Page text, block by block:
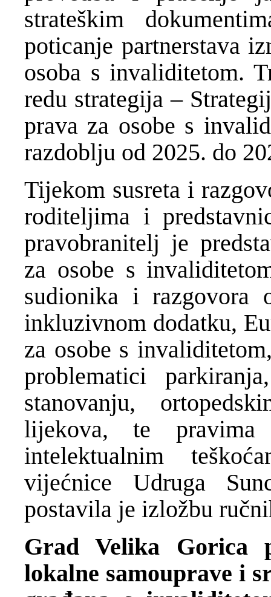
strateškim
poticanje partnerstava
osoba s invaliditetom.
redu strategija –
prava za osobe s
razdoblju od 2025. do
Tijekom susreta i
roditeljima i
pravobranitelj je
za osobe s
sudionika i razgovora
inkluzivnom dodatku,
za osobe s
problematici
stanovanju,
lijekova, te
intelektualnim
vijećnice Udruga
postavila je izložbu
Grad Velika Gorica
lokalne samouprave i